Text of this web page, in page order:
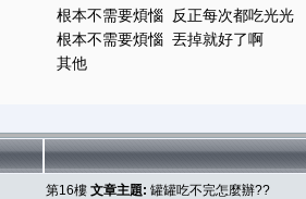
根本不需要煩惱 反正每次都吃光光
根本不需要煩惱 丟掉就好了啊
其他
第16樓 文章主題: 罐罐吃不完怎麼辦??